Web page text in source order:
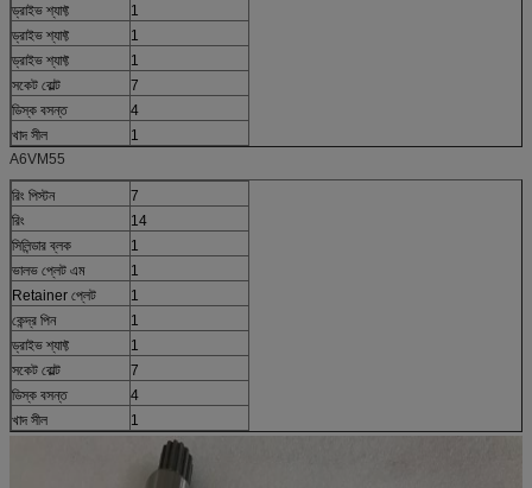
ড্রাইভ শ্যাফ্ট
1
ড্রাইভ শ্যাফ্ট
1
ড্রাইভ শ্যাফ্ট
1
সকেট বোল্ট
7
ডিস্ক বসন্ত
4
খাদ সীল
1
A6VM55
রিং পিস্টন
7
রিং
14
সিলিন্ডার ব্লক
1
ভালভ প্লেট এম
1
Retainer প্লেট
1
কেন্দ্র পিন
1
ড্রাইভ শ্যাফ্ট
1
সকেট বোল্ট
7
ডিস্ক বসন্ত
4
খাদ সীল
1